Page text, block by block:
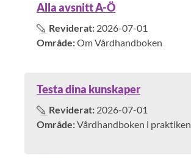
Alla avsnitt A-Ö
Reviderat: 2026-07-01
Område:Om Vårdhandboken
Testa dina kunskaper
Reviderat: 2026-07-01
Område:Vårdhandboken i praktiken